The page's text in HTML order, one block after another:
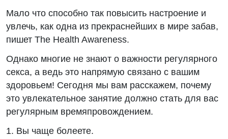
Мало что способно так повысить настроение и
увлечь, как одна из прекраснейших в мире забав,
пишет The Health Awareness.
Однако многие не знают о важности регулярного
секса, а ведь это напрямую связано с вашим
здоровьем! Сегодня мы вам расскажем, почему
это увлекательное занятие должно стать для вас
регулярным времяпровождением.
1. Вы чаще болеете.